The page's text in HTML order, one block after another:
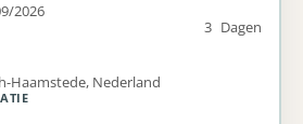
2026
3 Dagen
Haamstede, Nederland